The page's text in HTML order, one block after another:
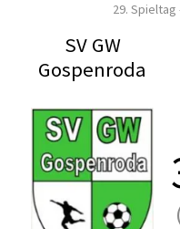
29. Spieltag
SV GW
Gospenroda